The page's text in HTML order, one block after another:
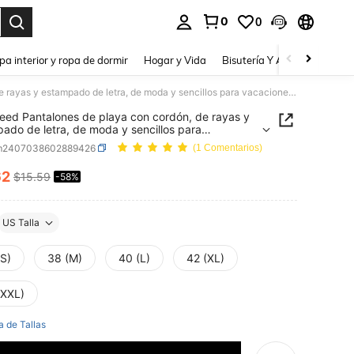
0 0
interior y ropa de dormir Hogar y Vida Bisutería Y Accesorios
Surfspeed Pantalones de playa con cordón, de rayas y estampado de letra, de moda y sencillos para vacaciones, bóxeres de baño
Pantalones de playa con cordón, de rayas y
de letra, de moda y sencillos para
bóxeres de baño
(1 Comentarios)
AND AVAILABILITY
$15.59 -58%
US Talla
38 (M) 40 (L) 42 (XL)
de Tallas